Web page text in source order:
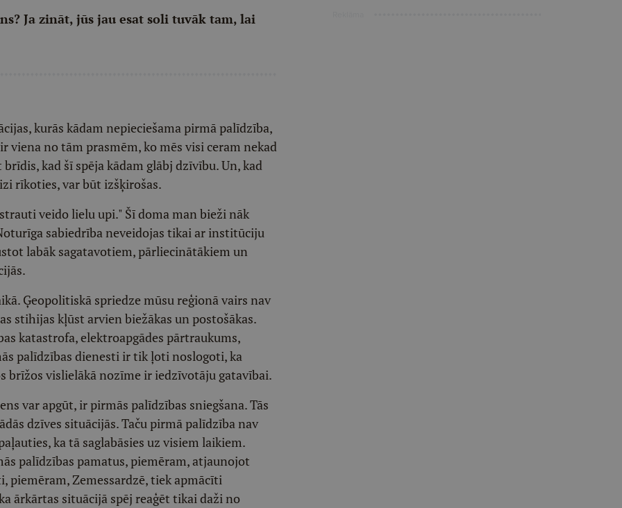
Ja zināt, jūs jau esat soli tuvāk tam, lai
kurās kādam nepieciešama pirmā palīdzība,
viena no tām prasmēm, ko mēs visi ceram nekad
kad šī spēja kādam glābj dzīvību. Un, kad
rīkoties, var būt izšķirošas.
veido lielu upi." Šī doma man bieži nāk
sabiedrība neveidojas tikai ar institūciju
labāk sagatavotiem, pārliecinātākiem un
Ģeopolitiskā spriedze mūsu reģionā vairs nav
stihijas kļūst arvien biežākas un postošākas.
katastrofa, elektroapgādes pārtraukums,
palīdzības dienesti ir tik ļoti noslogoti, ka
brīžos vislielākā nozīme ir iedzīvotāju gatavībai.
var apgūt, ir pirmās palīdzības sniegšana. Tās
dzīves situācijās. Taču pirmā palīdzība nav
ka tā saglabāsies uz visiem laikiem.
palīdzības pamatus, piemēram, atjaunojot
piemēram, Zemessardzē, tiek apmācīti
ārkārtas situācijā spēj reaģēt tikai daži no